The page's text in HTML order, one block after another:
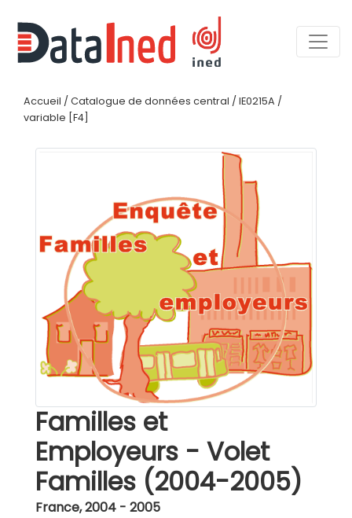
Accueil / Catalogue de données central / IE0215A /
variable [F4]
Familles et
Employeurs - Volet
Familles (2004-2005)
France,2004 - 2005